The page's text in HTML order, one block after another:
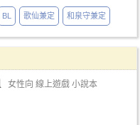
BL 歌仙兼定 和泉守兼定
女性向 線上遊戲 小說本